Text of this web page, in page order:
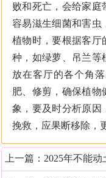
败和死亡，会给家庭
容易滋生细菌和害虫
植物时，要根据客厅
种，如绿萝、吊兰等
放在客厅的各个角
肥、修剪，确保植物
象，要及时分析原因
挽救，应果断移除，
上一篇： 2025年不能